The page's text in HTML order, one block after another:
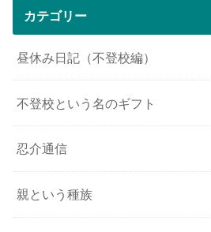
カテゴリー
昼休み日記（不登校編）
不登校という名のギフト
忍介通信
親という種族